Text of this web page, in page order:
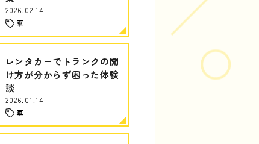
2026.02.14
車
レンタカーでトランクの開
け方が分からず困った体験
談
2026.01.14
車